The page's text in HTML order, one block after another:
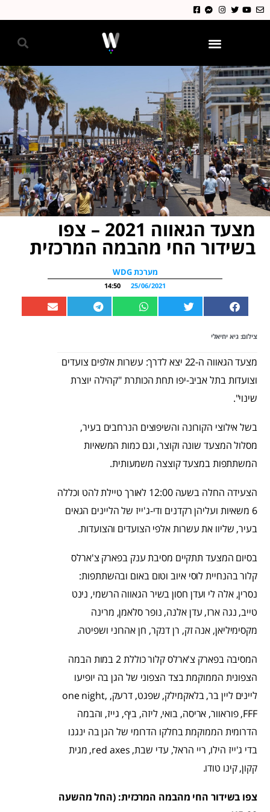
מצעד הגאווה 2021 – צפו
בשידור החי מהבמה המרכזית
מערכת WDG
25/06/2021
14:50
צילום: גיא יחיאלי
מצעד הגאווה ה-22 יצא לדרך: עשרות אלפים צועדים
וצועדות בתל אביב-יפו תחת הכותרת "קהילה יוצרת
שינוי".
בשל אילוצי הקורונה והשיפוצים הנרחבים בעיר,
מסלול המצעד שונה וקוצר, וגם כמות המשאיות
המשתתפות במצעד קוצצה משמעותית.
הצעידה החלה בשעה 12:00 לאורך טיילת להט וכללה
6 משאיות ועליהן רקדנים ודי-ג'ייז של הליינים הגאים
בעיר, שליוו את עשרות אלפי הצועדים והצועדות.
בסיום המצעד תתקיים מסיבת ענק בפארק צ'ארלס
קלור בהנחיית לוסי איוב וטום באום ובהשתתפות:
נסרין, אלה לי ועדן חסון בשיר הגאווה הרשמי, נינט
טייב, נגה ארז, עדן אלנה, נופר סלאמן, מרינה
מקסימיליאן, אנה זק, רן דנקר, חן אהרוני ושפיטה.
המסיבה בפארק צ'ארלס קלור כוללת 2 במות הבמה
הצפונית הממוקמת בצד הצפוני של הגן בה יופיעו
ליינים ליין בר, בלאקמילק, שפגט, דרעק, one night,
FFF, פוראוור, אריסה, בואי, ליזה, ביף, גייז, והבמה
הדרומית הממוקמת בחלקו הדרומי של הגן בה ינגנו
בדי ג'ייז הילו, ריי הראל, עדי שבת, red axes, מגית
קקון, קינו טודו.
צפו בשידור החי מהבמה המרכזית: (החל מהשעה